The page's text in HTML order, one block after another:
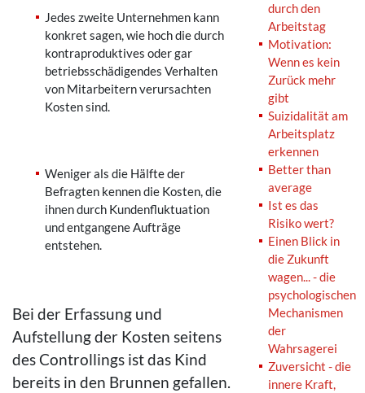
Jedes zweite Unternehmen kann
konkret sagen, wie hoch die durch
kontraproduktives oder gar
betriebsschädigendes Verhalten
von Mitarbeitern verursachten
Kosten sind.
Weniger als die Hälfte der
Befragten kennen die Kosten, die
ihnen durch Kundenfluktuation
und entgangene Aufträge
entstehen.
Bei der Erfassung und
Aufstellung der Kosten seitens
des Controllings ist das Kind
bereits in den Brunnen gefallen.
durch den
Arbeitstag
Motivation:
Wenn es kein
Zurück mehr
gibt
Suizidalität am
Arbeitsplatz
erkennen
Better than
average
Ist es das
Risiko wert?
Einen Blick in
die Zukunft
wagen... - die
psychologischen
Mechanismen
der
Wahrsagerei
Zuversicht - die
innere Kraft,